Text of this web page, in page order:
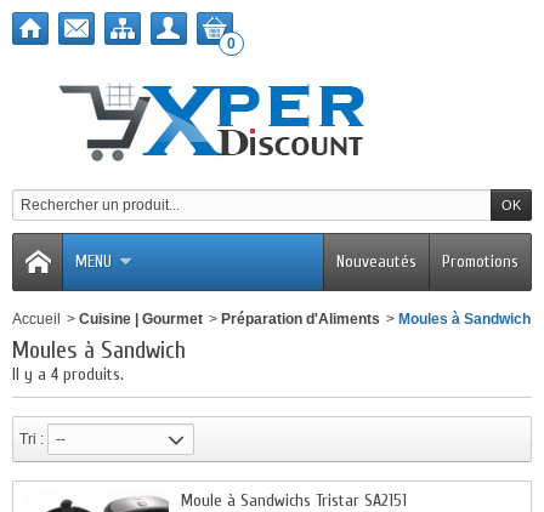
0
MENU Promotions
Nouveautés
Accueil > Cuisine | Gourmet > Préparation d'Aliments > Moules à Sandwich
Moules à Sandwich
Il y a 4 produits.
Tri : --
Moule à Sandwichs Tristar SA2151